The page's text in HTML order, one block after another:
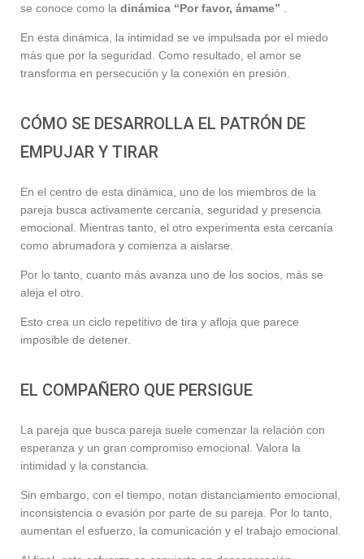
se conoce como la dinámica “Por favor, ámame” .
En esta dinámica, la intimidad se ve impulsada por el miedo
más que por la seguridad. Como resultado, el amor se
transforma en persecución y la conexión en presión.
CÓMO SE DESARROLLA EL PATRÓN DE
EMPUJAR Y TIRAR
En el centro de esta dinámica, uno de los miembros de la
pareja busca activamente cercanía, seguridad y presencia
emocional. Mientras tanto, el otro experimenta esta cercanía
como abrumadora y comienza a aislarse.
Por lo tanto, cuanto más avanza uno de los socios, más se
aleja el otro.
Esto crea un ciclo repetitivo de tira y afloja que parece
imposible de detener.
EL COMPAÑERO QUE PERSIGUE
La pareja que busca pareja suele comenzar la relación con
esperanza y un gran compromiso emocional. Valora la
intimidad y la constancia.
Sin embargo, con el tiempo, notan distanciamiento emocional,
inconsistencia o evasión por parte de su pareja. Por lo tanto,
aumentan el esfuerzo, la comunicación y el trabajo emocional.